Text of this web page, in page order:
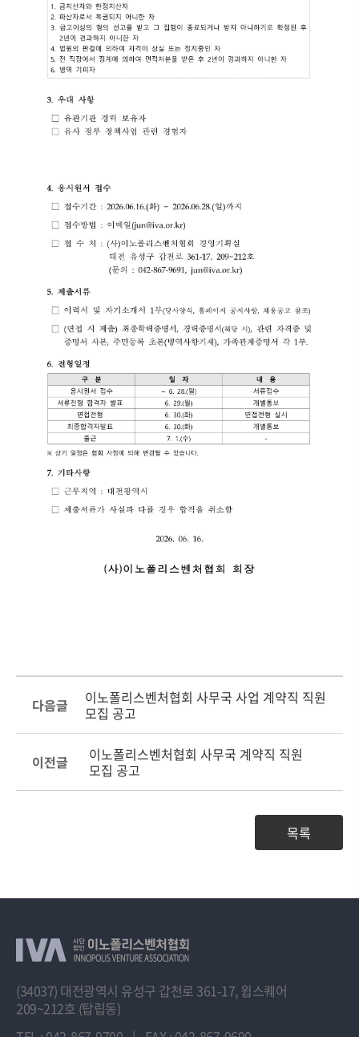
다음글
이노폴리스벤처협회 사무국 사업 계약직 직원
모집 공고
이전글
이노폴리스벤처협회 사무국 계약직 직원
모집 공고
목록
(34037) 대전광역시 유성구 갑천로 361-17, 윕스퀘어
209~212호 (탑립동)